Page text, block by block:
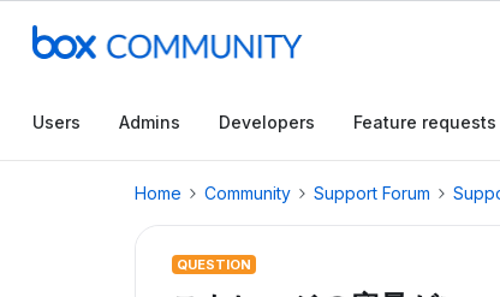
Users Admins Developers Feature requests
Home Community Support Forum
QUESTION